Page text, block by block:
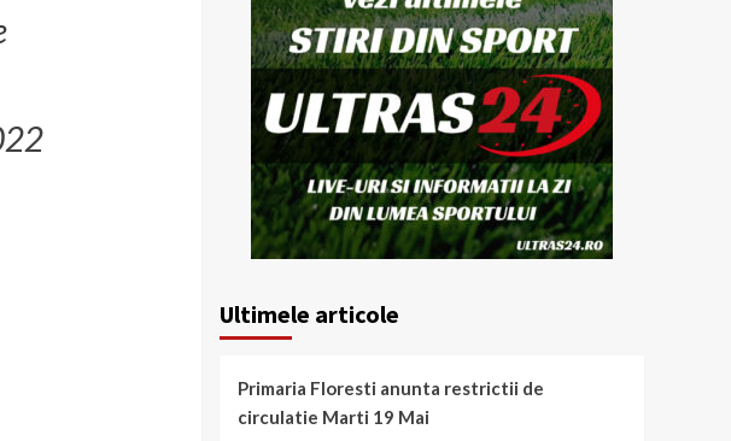
Ultimele articole
Primaria Floresti anunta restrictii de
circulatie Marti 19 Mai